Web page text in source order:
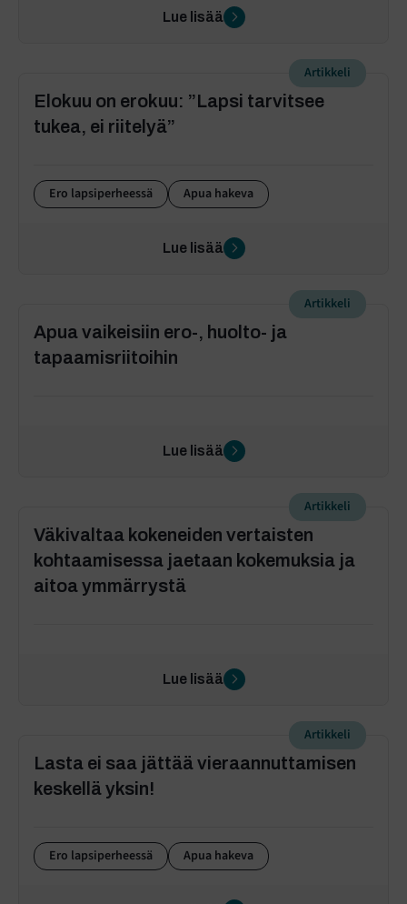
Lue lisää
Artikkeli
Elokuu on erokuu: ”Lapsi tarvitsee
tukea, ei riitelyä”
Ero lapsiperheessä Apua hakeva
Lue lisää
Artikkeli
Apua vaikeisiin ero-, huolto- ja
tapaamisriitoihin
Lue lisää
Artikkeli
Väkivaltaa kokeneiden vertaisten
kohtaamisessa jaetaan kokemuksia ja
aitoa ymmärrystä
Lue lisää
Artikkeli
Lasta ei saa jättää vieraannuttamisen
keskellä yksin!
Ero lapsiperheessä Apua hakeva